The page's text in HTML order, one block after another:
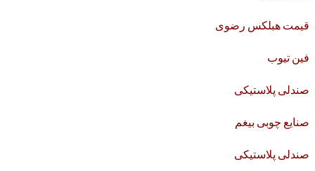
قیمت هبلکس رضوی
فین تیوب
صندلی پلاستیکی
صنایع چوبی بیغم
صندلی پلاستیکی